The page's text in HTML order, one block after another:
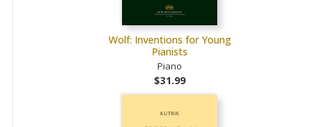
Wolf: Inventions for Young
Pianists
Piano
$31.99